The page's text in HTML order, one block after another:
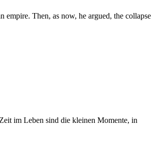
Then, as now, he argued, the collapse
im Leben sind die kleinen Momente, in